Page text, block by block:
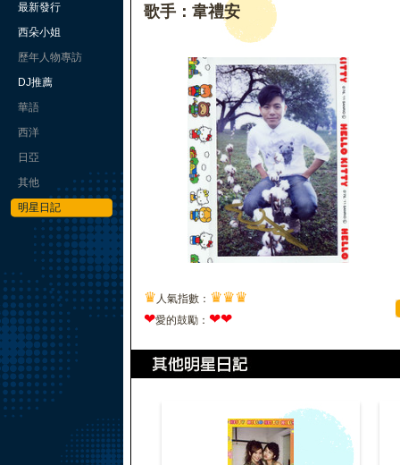
最新發行
西朵小姐
歷年人物專訪
DJ推薦
華語
西洋
日亞
其他
明星日記
歌手：韋禮安
♛ 人氣指數： ♛♛♛
❤愛的鼓勵： ❤❤